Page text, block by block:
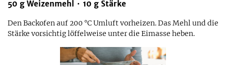
50 g Weizenmehl 10 g Stärke
Den Backofen auf 200 °C Umluft vorheizen. Das Mehl und die
Stärke vorsichtig löffelweise unter die Eimasse heben.